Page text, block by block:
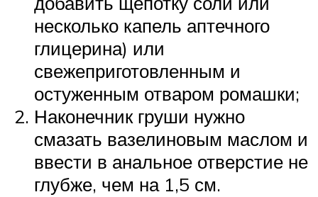
несколько капель аптечного
глицерина) или
свежеприготовленным и
остуженным отваром ромашки;
Наконечник груши нужно
смазать вазелиновым маслом и
ввести в анальное отверстие не
глубже, чем на 1,5 см.